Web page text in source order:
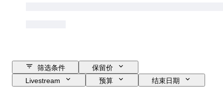
筛选条件
保留价
Livestream
预算
结束日期